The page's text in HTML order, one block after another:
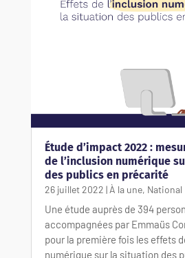
Étude d’impact 2022 :
de l’inclusion numérique
des publics en précarité
26 juillet 2022 | À la une, National
Une étude auprès de 394
accompagnées par Emmaüs
pour la première fois les effets
numérique sur la situation des